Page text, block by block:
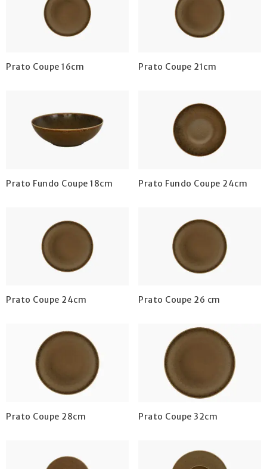
Prato Coupe 16cm Prato Coupe 21cm
Prato Fundo Coupe 18cm Prato Fundo Coupe 24cm
Prato Coupe 24cm Prato Coupe 26 cm
Prato Coupe 28cm Prato Coupe 32cm